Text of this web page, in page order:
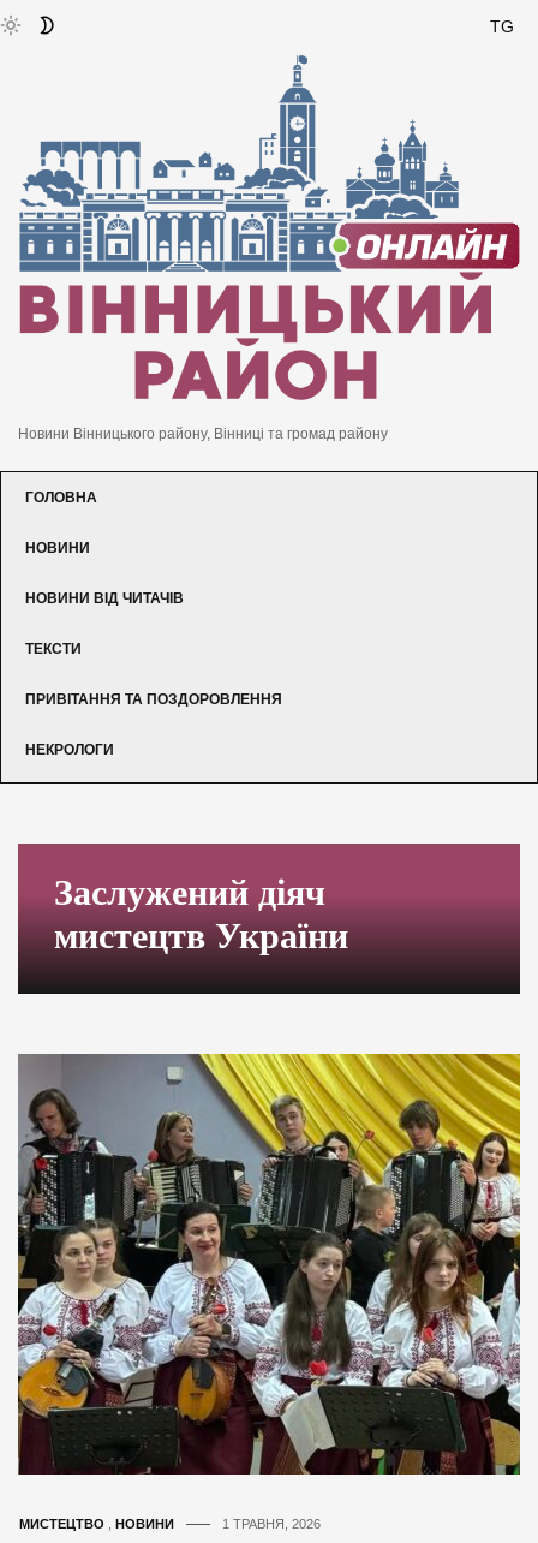
TG
Новини Вінницького району, Вінниці та громад району
ГОЛОВНА
НОВИНИ
НОВИНИ ВІД ЧИТАЧІВ
ТЕКСТИ
ПРИВІТАННЯ ТА ПОЗДОРОВЛЕННЯ
НЕКРОЛОГИ
Заслужений діяч
мистецтв України
МИСТЕЦТВО НОВИНИ 1 ТРАВНЯ, 2026